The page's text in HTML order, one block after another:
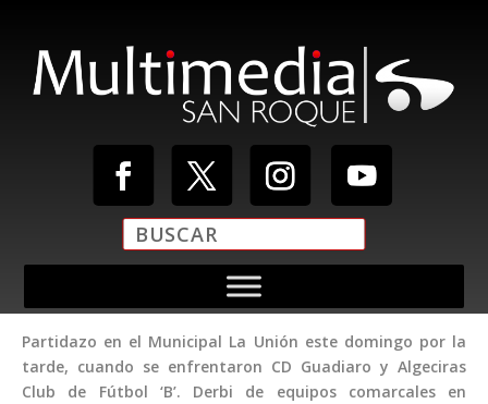
Partidazo en el Municipal La Unión este domingo por la
tarde, cuando se enfrentaron CD Guadiaro y Algeciras
Club de Fútbol ‘B’. Derbi de equipos comarcales en